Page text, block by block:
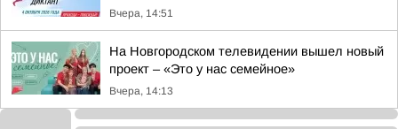
Вчера, 14:51
На Новгородском телевидении вышел новый
проект – «Это у нас семейное»
Вчера, 14:13